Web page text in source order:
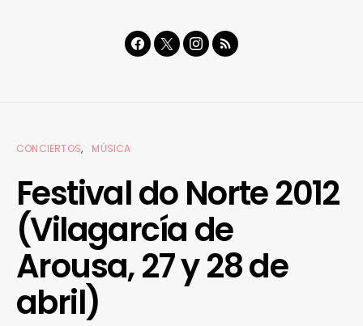
CONCIERTOS MÚSICA
Festival do Norte 2012
(Vilagarcía de
Arousa, 27 y 28 de
abril)